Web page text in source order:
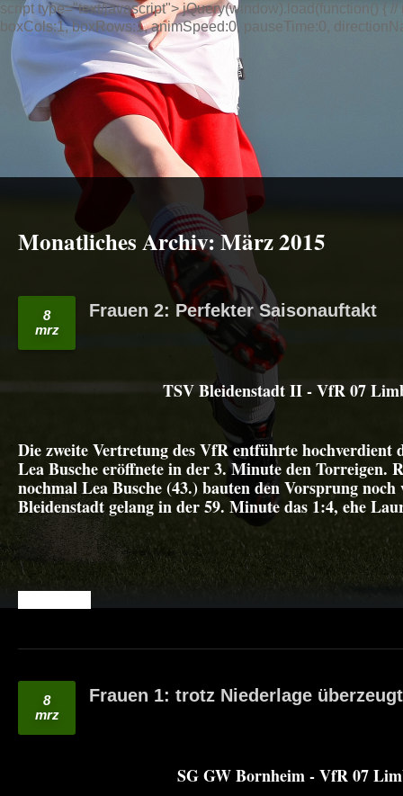
script type="text/javascript"> jQuery(window).load(function() {
boxCols:1, boxRows:1, animSpeed:0, pauseTime:0,
Monatliches Archiv:März 2015
8
mrz
Frauen 2: Perfekter Saisonauftakt
TSV Bleidenstadt II - VfR 07
Die zweite Vertretung des VfR entführte hochverdient
Lea Busche eröffnete in der 3. Minute den Torreigen.
nochmal Lea Busche (43.) bauten den Vorsprung
Bleidenstadt gelang in der 59. Minute das 1:4, ehe
8
mrz
Frauen 1: trotz Niederlage überzeugt
SG GW Bornheim - VfR 07